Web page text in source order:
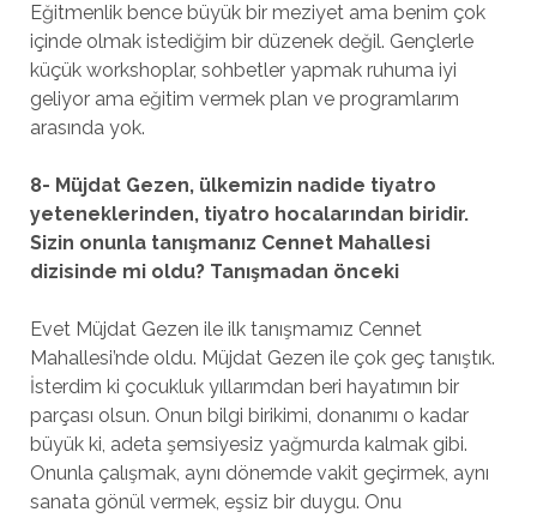
Eğitmenlik bence büyük bir meziyet ama benim çok
içinde olmak istediğim bir düzenek değil. Gençlerle
küçük workshoplar, sohbetler yapmak ruhuma iyi
geliyor ama eğitim vermek plan ve programlarım
arasında yok.
8- Müjdat Gezen, ülkemizin nadide tiyatro
yeteneklerinden, tiyatro hocalarından biridir.
Sizin onunla tanışmanız Cennet Mahallesi
dizisinde mi oldu? Tanışmadan önceki
Evet Müjdat Gezen ile ilk tanışmamız Cennet
Mahallesi’nde oldu. Müjdat Gezen ile çok geç tanıştık.
İsterdim ki çocukluk yıllarımdan beri hayatımın bir
parçası olsun. Onun bilgi birikimi, donanımı o kadar
büyük ki, adeta şemsiyesiz yağmurda kalmak gibi.
Onunla çalışmak, aynı dönemde vakit geçirmek, aynı
sanata gönül vermek, eşsiz bir duygu. Onu